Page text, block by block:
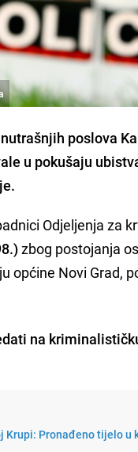
poslova
u pokušaju
Odjeljenja za
zbog postojanja
općine Novi Grad,
na
Krupi: Pronađeno tijelo u